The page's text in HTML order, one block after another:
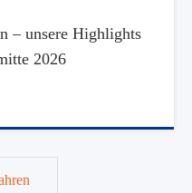
– unsere Highlights
2026